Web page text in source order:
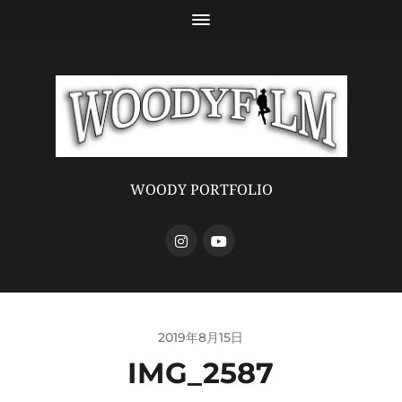
WOODY PORTFOLIO
2019年8月15日
IMG_2587